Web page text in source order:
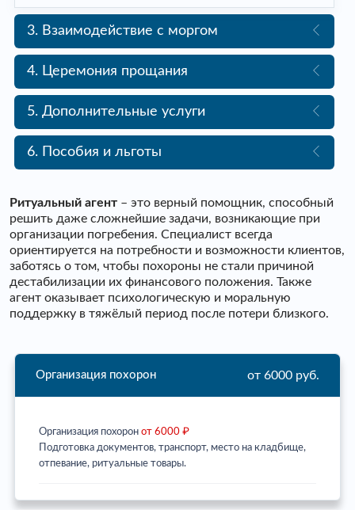
3. Взаимодействие с моргом
4. Церемония прощания
5. Дополнительные услуги
6. Пособия и льготы
Ритуальный агент – это верный помощник, способный
решить даже сложнейшие задачи, возникающие при
организации погребения. Специалист всегда
ориентируется на потребности и возможности клиентов,
заботясь о том, чтобы похороны не стали причиной
дестабилизации их финансового положения. Также
агент оказывает психологическую и моральную
поддержку в тяжёлый период после потери близкого.
Организация похорон от 6000 руб.
Организация похорон от 6000 ₽
Подготовка документов, транспорт, место на кладбище,
отпевание, ритуальные товары.